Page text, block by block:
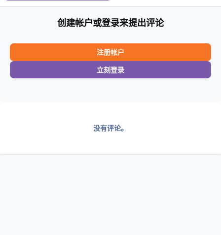
创建帐户或登录来提出评论
注册帐户
立刻登录
没有评论。